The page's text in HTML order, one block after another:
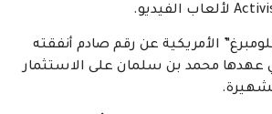
الأمريكية عن رقم صادم أنفقته
عهدها محمد بن سلمان على الاستثمار